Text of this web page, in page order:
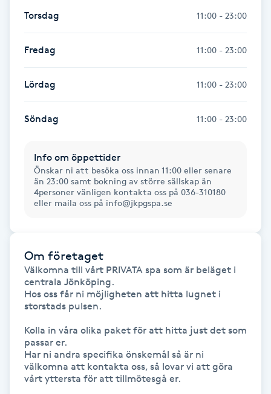
Nagelförlängning gelé
Nagelförlängning glasfiber
Nagelförlängning silke
Nagelförstärkning
Nagelsvamp
Nagelvård
Naglar borttagning
Naprapati
Navelpiercing
Torsdag 11:00 - 23:00
Fredag 11:00 - 23:00
Lördag 11:00 - 23:00
Söndag 11:00 - 23:00
Info om öppettider
Önskar ni att besöka oss innan 11:00 eller senare
än 23:00 samt bokning av större sällskap än
4personer vänligen kontakta oss på 036-310180
eller maila oss på info@jkpgspa.se
Om företaget
Välkomna till vårt PRIVATA spa som är beläget i
centrala Jönköping.
Hos oss får ni möjligheten att hitta lugnet i
storstads pulsen.
Kolla in våra olika paket för att hitta just det som
passar er.
Har ni andra specifika önskemål så är ni
välkomna att kontakta oss, så lovar vi att göra
vårt yttersta för att tillmötesgå er.